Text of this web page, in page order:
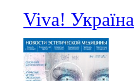
Viva! Україна